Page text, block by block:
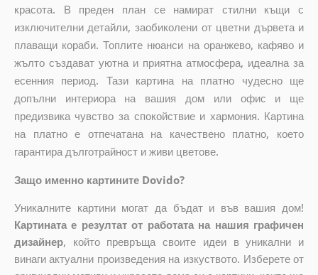
красота. В преден план се намират стилни къщи с
изключителни детайли, заобиколени от цветни дървета и
плаващи кораби. Топлите нюанси на оранжево, кафяво и
жълто създават уютна и приятна атмосфера, идеална за
есенния период. Тази картина на платно чудесно ще
допълни интериора на вашия дом или офис и ще
предизвика чувство за спокойствие и хармония. Картина
на платно е отпечатана на качествено платно, което
гарантира дълготрайност и живи цветове.
Защо именно картините Dovido?
Уникалните картини могат да бъдат и във вашия дом!
Картината е резултат от работата на нашия графичен
дизайнер, койтопревръща своите идеи в уникални и
винаги актуални произведения на изкуството. Изберете от